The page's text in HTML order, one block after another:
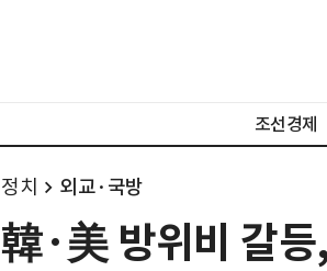
조선경제
정치 외교·국방
韓·美 방위비 갈